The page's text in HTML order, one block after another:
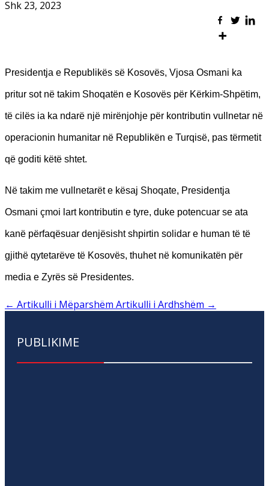
Shk 23, 2023
Presidentja e Republikës së Kosovës, Vjosa Osmani ka
pritur sot në takim Shoqatën e Kosovës për Kërkim-Shpëtim,
të cilës ia ka ndarë një mirënjohje për kontributin vullnetar në
operacionin humanitar në Republikën e Turqisë, pas tërmetit
që goditi këtë shtet.
Në takim me vullnetarët e kësaj Shoqate, Presidentja
Osmani çmoi lart kontributin e tyre, duke potencuar se ata
kanë përfaqësuar denjësisht shpirtin solidar e human të të
gjithë qytetarëve të Kosovës, thuhet në komunikatën për
media e Zyrës së Presidentes.
← Artikulli i Mëparshëm Artikulli i Ardhshëm →
PUBLIKIME